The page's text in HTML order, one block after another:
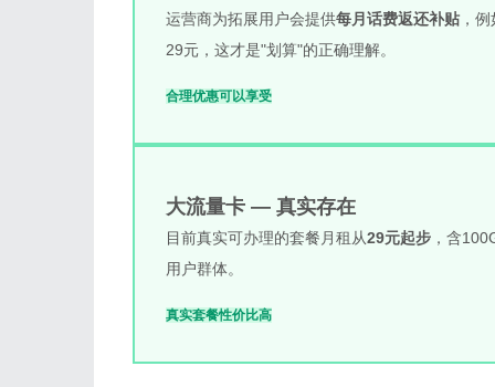
运营商为拓展用户会提供每月话费返还补贴 ，
29元，这才是"划算"的正确理解。
合理优惠可以享受
大流量卡 — 真实存在
目前真实可办理的套餐月租从29元起步 ，含
用户群体。
真实套餐性价比高